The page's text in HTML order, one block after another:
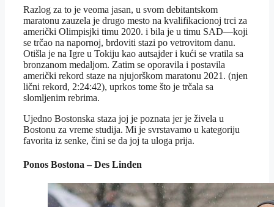
Razlog za to je veoma jasan, u svom debitantskom
maratonu zauzela je drugo mesto na kvalifikacionoj trci za
američki Olimpisjki timu 2020. i bila je u timu SAD—koji
se trčao na napornoj, brdoviti stazi po vetrovitom danu.
Otišla je na Igre u Tokiju kao autsajder i kući se vratila sa
bronzanom medaljom. Zatim se oporavila i postavila
američki rekord staze na njujorškom maratonu 2021. (njen
lični rekord, 2:24:42), uprkos tome što je trčala sa
slomljenim rebrima.
Ujedno Bostonska staza joj je poznata jer je živela u
Bostonu za vreme studija. Mi je svrstavamo u kategoriju
favorita iz senke, čini se da joj ta uloga prija.
Ponos Bostona – Des Linden